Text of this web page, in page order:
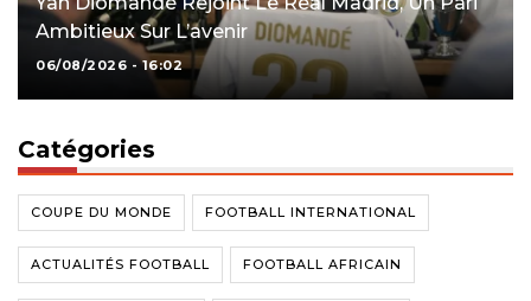
Ambitieux Sur L’avenir
06/08/2026 - 16:02
Catégories
COUPE DU MONDE FOOTBALL INTERNATIONAL
ACTUALITÉS FOOTBALL FOOTBALL AFRICAIN